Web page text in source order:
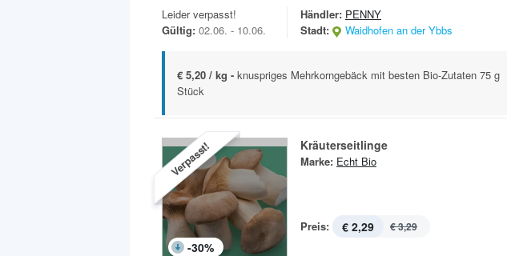
Leider verpasst!
Gültig: 02.06. - 10.06.
Händler: PENNY
Stadt:
Waidhofen an der Ybbs
€ 5,20 / kg - knuspriges Mehrkorngebäck mit besten Bio-Zutaten 75 g
Stück
Verpasst!
-30%
Kräuterseitlinge
Marke: Echt Bio
Preis: € 2,29 € 3,29